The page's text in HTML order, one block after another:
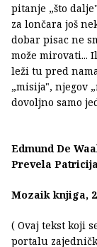
pitanje „što
za lončara još
dobar pisac ne
može mirovati...
leži tu pred
„misija", njegov
dovoljno samo
Edmund De
Prevela
Mozaik knjiga,
( Ovaj tekst koji
portalu